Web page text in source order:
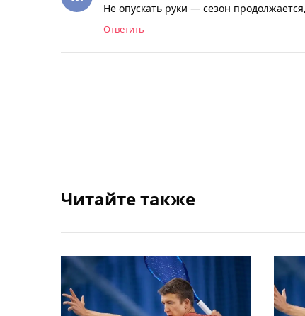
Не опускать руки — сезон
Ответить
Читайте также